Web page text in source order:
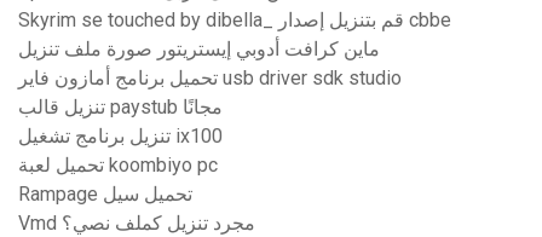
Skyrim se touched by dibella_ قم بتنزيل إصدار cbbe
ماين كرافت أدوبي إيستريتور صورة ملف تنزيل
تحميل برنامج أمازون فاير usb driver sdk studio
تنزيل قالب paystub مجانًا
تنزيل برنامج تشغيل ix100
تحميل لعبة koombiyo pc
Rampage تحميل سيل
Vmd مجرد تنزيل كملف نصي؟